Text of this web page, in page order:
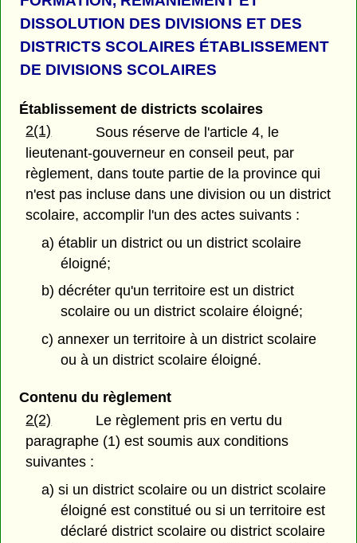
DISSOLUTION DES DIVISIONS ET DES
DISTRICTS SCOLAIRES ÉTABLISSEMENT
DE DIVISIONS SCOLAIRES
Établissement de districts scolaires
2(1)
Sous réserve de l'article 4, le
lieutenant-gouverneur en conseil peut, par
règlement, dans toute partie de la province qui
n'est pas incluse dans une division ou un district
scolaire, accomplir l'un des actes suivants :
a) établir un district ou un district scolaire
éloigné;
b) décréter qu'un territoire est un district
scolaire ou un district scolaire éloigné;
c) annexer un territoire à un district scolaire
ou à un district scolaire éloigné.
Contenu du règlement
2(2)
Le règlement pris en vertu du
paragraphe (1) est soumis aux conditions
suivantes :
a) si un district scolaire ou un district scolaire
éloigné est constitué ou si un territoire est
déclaré district scolaire ou district scolaire